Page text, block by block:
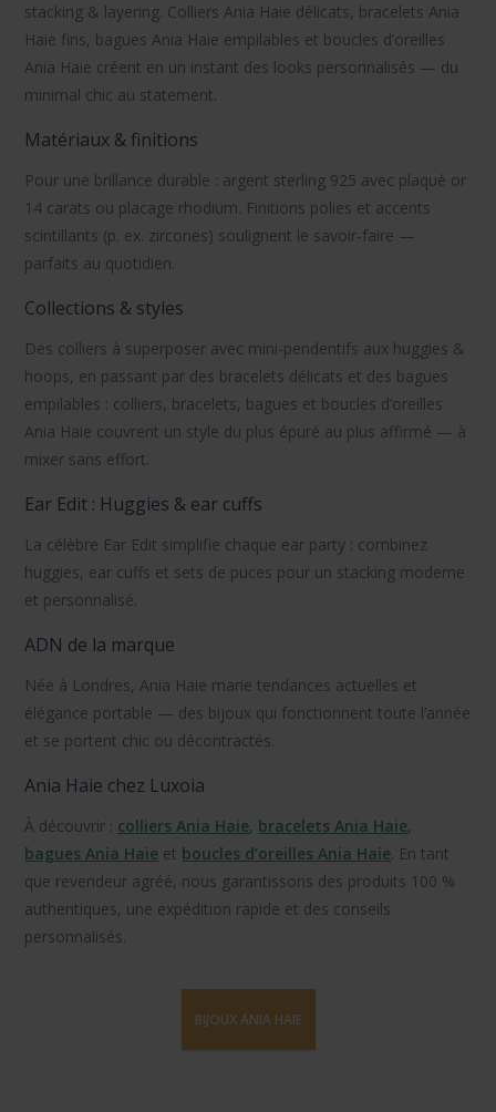
stacking & layering. Colliers Ania Haie délicats, bracelets Ania
Haie fins, bagues Ania Haie empilables et boucles d’oreilles
Ania Haie créent en un instant des looks personnalisés — du
minimal chic au statement.
Matériaux & finitions
Pour une brillance durable : argent sterling 925 avec plaqué or
14 carats ou placage rhodium. Finitions polies et accents
scintillants (p. ex. zircones) soulignent le savoir-faire —
parfaits au quotidien.
Collections & styles
Des colliers à superposer avec mini-pendentifs aux huggies &
hoops, en passant par des bracelets délicats et des bagues
empilables : colliers, bracelets, bagues et boucles d’oreilles
Ania Haie couvrent un style du plus épuré au plus affirmé — à
mixer sans effort.
Ear Edit : Huggies & ear cuffs
La célèbre Ear Edit simplifie chaque ear party : combinez
huggies, ear cuffs et sets de puces pour un stacking moderne
et personnalisé.
ADN de la marque
Née à Londres, Ania Haie marie tendances actuelles et
élégance portable — des bijoux qui fonctionnent toute l’année
et se portent chic ou décontractés.
Ania Haie chez Luxoia
À découvrir : colliers Ania Haie, bracelets Ania Haie,
bagues Ania Haie et boucles d’oreilles Ania Haie. En tant
que revendeur agréé, nous garantissons des produits 100 %
authentiques, une expédition rapide et des conseils
personnalisés.
BIJOUX ANIA HAIE